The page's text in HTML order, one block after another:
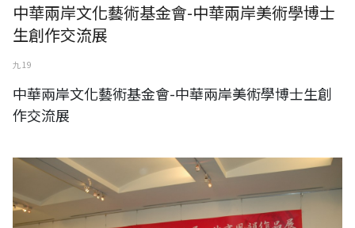
中華兩岸文化藝術基金會-中華兩岸美術學博士
生創作交流展
九 19
中華兩岸文化藝術基金會-中華兩岸美術學博士生創
作交流展
中華兩岸文化藝術基金會-台北北京水墨十人展 北京風韻作品展